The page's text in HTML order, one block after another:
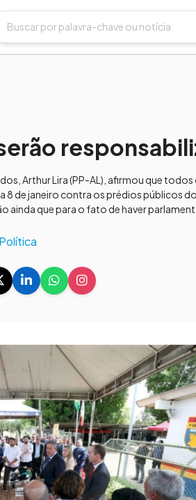
Arthur Lira (PP-AL), afirmou que
8 de janeiro contra os prédios públicos
ainda que para o fato de haver
Política